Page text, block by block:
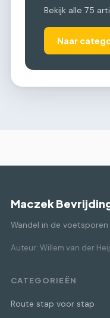
Bekijk alle 75
Naar
Maczek
Wandel in de
Auteur: Willem van der
CATEGORIEËN
Route stap voor stap